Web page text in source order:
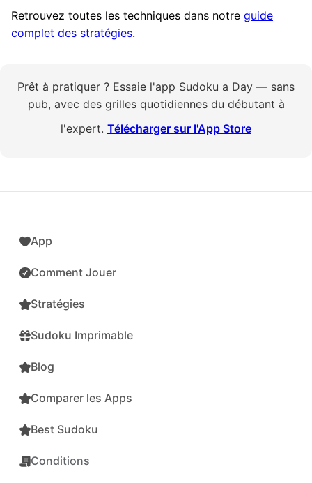
Retrouvez toutes les techniques dans notre guide
complet des stratégies.
Prêt à pratiquer ? Essaie l'app Sudoku a Day — sans
pub, avec des grilles quotidiennes du débutant à
l'expert. Télécharger sur l'App Store
App
Comment Jouer
Stratégies
Sudoku Imprimable
Blog
Comparer les Apps
Best Sudoku
Conditions